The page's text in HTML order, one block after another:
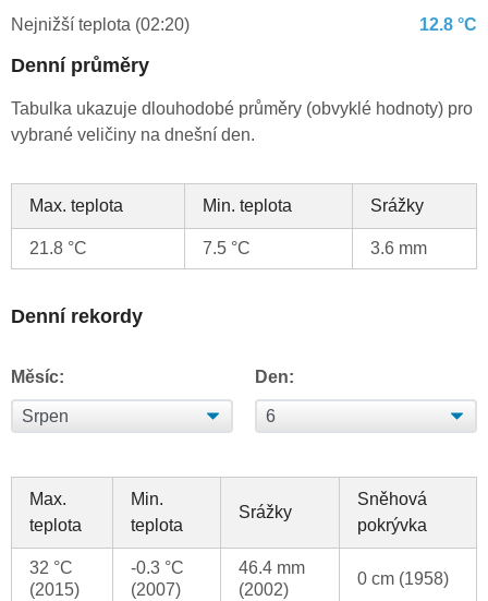
Nejnižší teplota (02:20) 12.8 °C
Denní průměry
Tabulka ukazuje dlouhodobé průměry (obvyklé hodnoty) pro
vybrané veličiny na dnešní den.
Max. teplota Min. teplota Srážky
21.8 °C 7.5 °C 3.6 mm
Denní rekordy
Měsíc: Den:
Max.
teplota
Min.
teplota
Srážky
Sněhová
pokrývka
32 °C
(2015)
-0.3 °C
(2007)
46.4 mm
(2002)
0 cm (1958)